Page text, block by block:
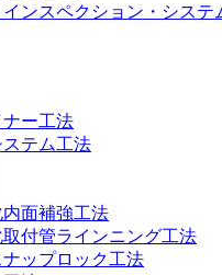
ンスペクション・システ
ー工法
テム工法
内面補強工法
取付管ラインニング工法
ップロック工法